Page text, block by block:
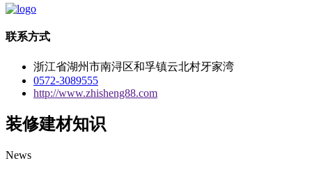
联系方式
浙江省湖州市南浔区和孚镇云北村牙家湾
0572-3089555
http://www.zhisheng88.com
装修建材知识
News